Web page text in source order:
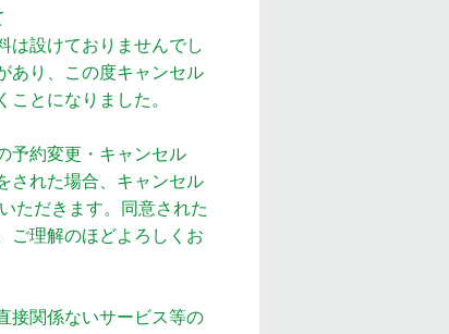
は設けておりませんでし
あり、この度キャンセル
ことになりました。
予約変更・キャンセル
された場合、キャンセル
ただきます。同意された
ご理解のほどよろしくお
接関係ないサービス等の